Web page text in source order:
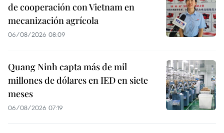
de cooperación con Vietnam en
mecanización agrícola
06/08/2026 08:09
Quang Ninh capta más de mil
millones de dólares en IED en siete
meses
06/08/2026 07:19